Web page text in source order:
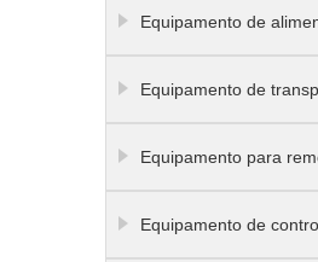
Equipamento de
Equipamento de
Equipamento para
Equipamento de